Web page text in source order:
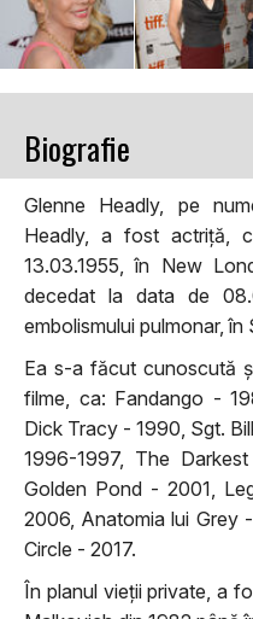
Biografie
Glenne Headly, pe
Headly, a fost actriță,
13.03.1955, în New
decedat la data de
embolismului pulmonar,
Ea s-a făcut cunoscută
filme, ca: Fandango -
Dick Tracy - 1990, Sgt.
1996-1997, The
Golden Pond - 2001,
2006, Anatomia lui Grey
Circle - 2017.
În planul vieții private, a